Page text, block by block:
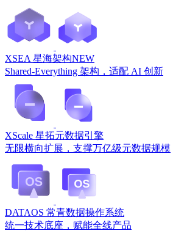
XSEA 星海架构NEW
Shared-Everything 架构，适配 AI 创新
XScale 星拓元数据引擎
无限横向扩展，支撑万亿级元数据规模
DATAOS 常青数据操作系统
统一技术底座，赋能全线产品